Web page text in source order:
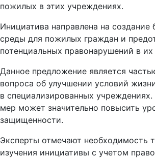
пожилых в этих учреждениях.
Инициатива направлена на создание
среды для пожилых граждан и
потенциальных правонарушений в
Данное предложение является
вопроса об улучшении условий
в специализированных учреждениях.
мер может значительно повысить
защищенности.
Эксперты отмечают необходимость
изучения инициативы с учетом